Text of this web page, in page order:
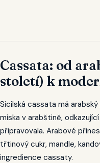
Cassata: od
století) k
Sicilská cassata má
miska v arabštině,
připravovala. Arabové
třtinový cukr, mandle,
ingredience cassaty.